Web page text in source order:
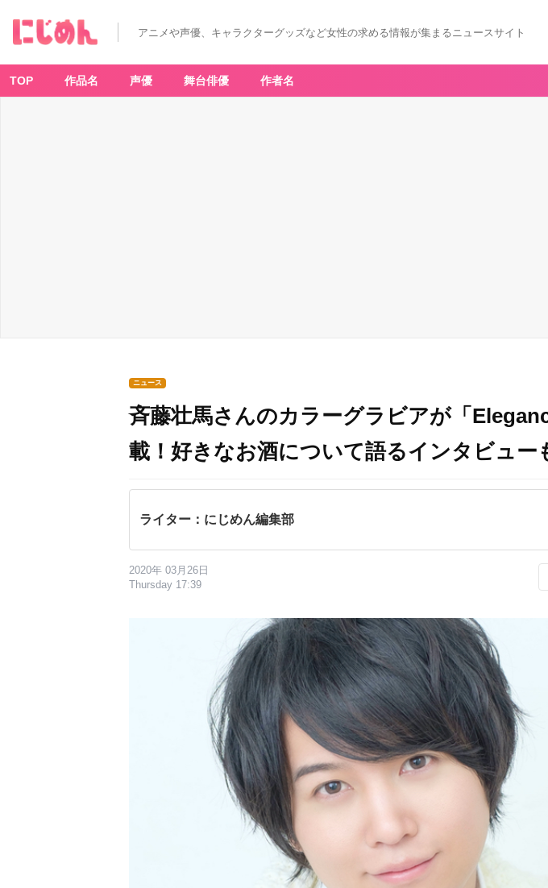
アニメや声優、キャラクターグッズなど女性の求める情報が集まるニュースサイト
TOP 作品名 声優 舞台俳優 作者名
ニュース
斉藤壮馬さんのカラーグラビアが「
載！好きなお酒について語るインタビュー
ライター：にじめん編集部
2020年 03月26日
Thursday 17:39